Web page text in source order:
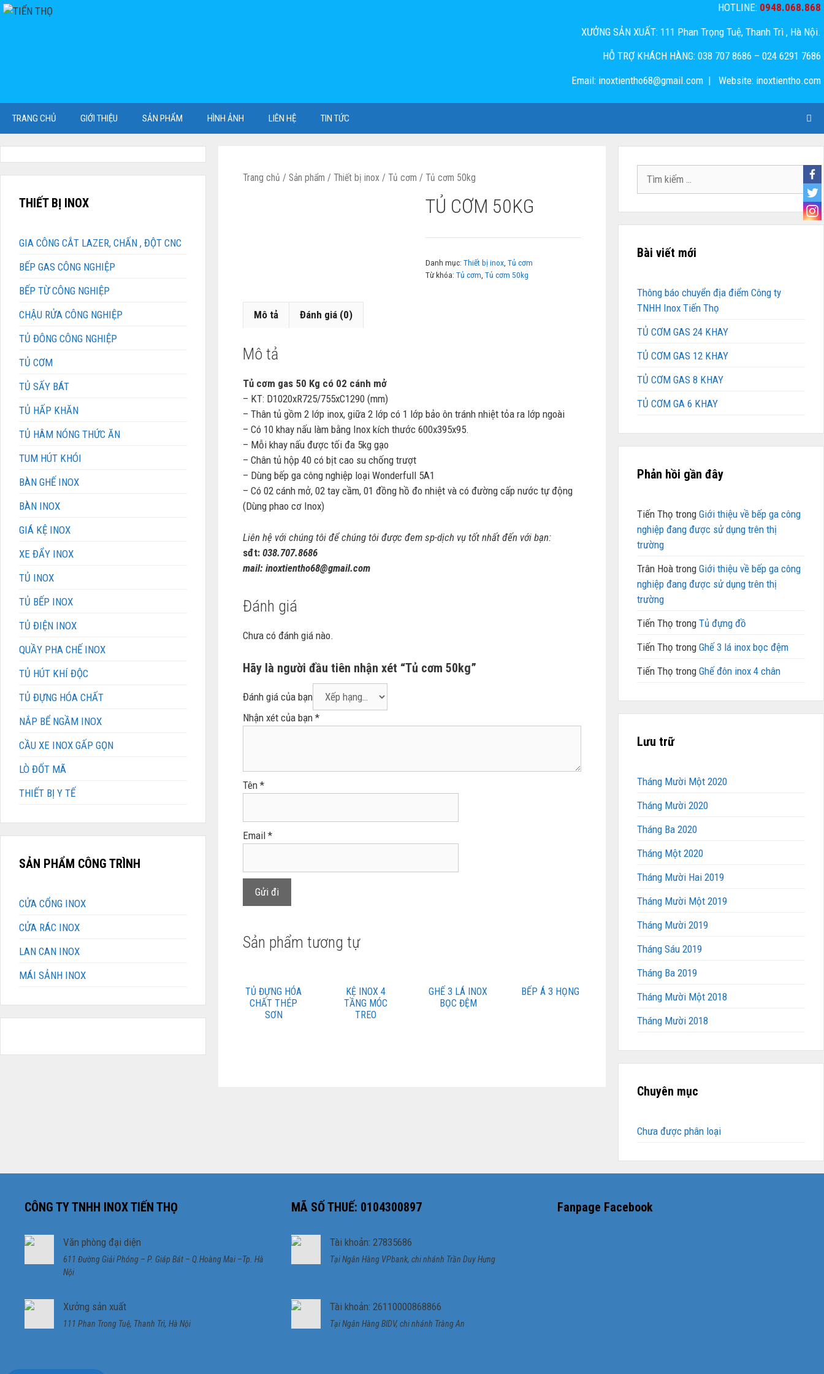
Chuyển
HOTLINE: 0948.068.868
XƯỞNG SẢN XUẤT: 111 Phan Trọng Tuệ, Thanh Trì , Hà Nội.
HỖ TRỢ KHÁCH HÀNG: 038 707 8686 – 024 6291 7686
Email: inoxtientho68@gmail.com | Website: inoxtientho.com
TRANG CHỦ GIỚI THIỆU SẢN PHẨM HÌNH ẢNH LIÊN HỆ TIN TỨC
Trang chủ / Sản phẩm / Thiết bị inox / Tủ cơm / Tủ cơm 50kg
TỦ CƠM 50KG
Danh mục:Thiết bị inox ,Tủ cơm
Từ khóa:Tủ cơm ,Tủ cơm 50kg
Mô tả Đánh giá (0)
Mô tả
Tủ cơm gas 50 Kg có 02 cánh mở
– KT: D1020xR725/755xC1290 (mm)
– Thân tủ gồm 2 lớp inox, giữa 2 lớp có 1 lớp bảo ôn tránh nhiệt tỏa ra lớp ngoài
– Có 10 khay nấu làm bằng Inox kích thước 600x395x95.
– Mỗi khay nấu được tối đa 5kg gạo
– Chân tủ hộp 40 có bịt cao su chống trượt
– Dùng bếp ga công nghiệp loại Wonderfull 5A1
– Có 02 cánh mở, 02 tay cầm, 01 đồng hồ đo nhiệt và có đường cấp nước tự động
(Dùng phao cơ Inox)
Liên hệ với chúng tôi để chúng tôi được đem sp-dịch vụ tốt nhất đến với bạn:
sđt: 038.707.8686
mail: inoxtientho68@gmail.com
Đánh giá
Chưa có đánh giá nào.
Hãy là người đầu tiên nhận xét “Tủ cơm 50kg”
Đánh giá của bạn
Nhận xét của bạn *
Tên *
Email *
Sản phẩm tương tự
TỦ ĐỰNG HÓA
CHẤT THÉP
SƠN
KỆ INOX 4
TẦNG MÓC
TREO
GHẾ 3 LÁ INOX
BỌC ĐỆM
BẾP Á 3 HỌNG
THIẾT BỊ INOX
GIA CÔNG CẮT LAZER, CHẤN , ĐỘT CNC
BẾP GAS CÔNG NGHIỆP
BẾP TỪ CÔNG NGHIỆP
CHẬU RỬA CÔNG NGHIỆP
TỦ ĐÔNG CÔNG NGHIỆP
TỦ CƠM
TỦ SẤY BÁT
TỦ HẤP KHĂN
TỦ HÂM NÓNG THỨC ĂN
TUM HÚT KHÓI
BÀN GHẾ INOX
BÀN INOX
GIÁ KỆ INOX
XE ĐẨY INOX
TỦ INOX
TỦ BẾP INOX
TỦ ĐIỆN INOX
QUẦY PHA CHẾ INOX
TỦ HÚT KHÍ ĐỘC
TỦ ĐỰNG HÓA CHẤT
NẮP BỂ NGẦM INOX
CẦU XE INOX GẤP GỌN
LÒ ĐỐT MÃ
THIẾT BỊ Y TẾ
SẢN PHẨM CÔNG TRÌNH
CỬA CỔNG INOX
CỬA RÁC INOX
LAN CAN INOX
MÁI SẢNH INOX
Tìm
Bài viết mới
Thông báo chuyển địa điểm Công ty
TNHH Inox Tiến Thọ
TỦ CƠM GAS 24 KHAY
TỦ CƠM GAS 12 KHAY
TỦ CƠM GAS 8 KHAY
TỦ CƠM GA 6 KHAY
Phản hồi gần đây
Tiến Thọ trong Giới thiệu về bếp ga công
nghiệp đang được sử dụng trên thị
trường
Trân Hoà trong Giới thiệu về bếp ga công
nghiệp đang được sử dụng trên thị
trường
Tiến Thọ trong Tủ đựng đồ
Tiến Thọ trong Ghế 3 lá inox bọc đệm
Tiến Thọ trong Ghế đôn inox 4 chân
Lưu trữ
Tháng Mười Một 2020
Tháng Mười 2020
Tháng Ba 2020
Tháng Một 2020
Tháng Mười Hai 2019
Tháng Mười Một 2019
Tháng Mười 2019
Tháng Sáu 2019
Tháng Ba 2019
Tháng Mười Một 2018
Tháng Mười 2018
Chuyên mục
Chưa được phân loại
CÔNG TY TNHH INOX TIẾN THỌ
Văn phòng đại diện
611 Đường Giải Phóng – P. Giáp Bát – Q.Hoàng Mai –Tp. Hà
Nội
Xưởng sản xuất
111 Phan Trong Tuệ, Thanh Trì, Hà Nội
MÃ SỐ THUẾ: 0104300897
Tài khoản: 27835686
Tại Ngân Hàng VPbank, chi nhánh Trần Duy Hưng
Tài khoản: 26110000868866
Tại Ngân Hàng BIDV, chi nhánh Tràng An
Fanpage Facebook